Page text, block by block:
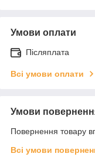
Умови оплати
Післяплата
Всі умови оплати
Умови
Повернення товару
Всі умови